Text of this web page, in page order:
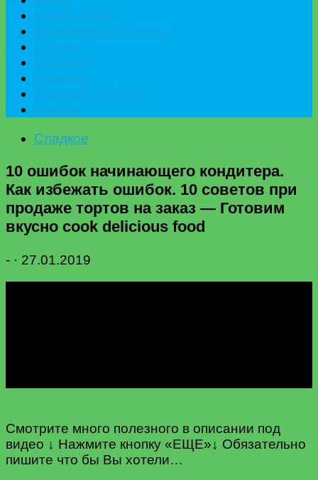
Сладкое
10 ошибок начинающего кондитера.
Как избежать ошибок. 10 советов при
продаже тортов на заказ — Готовим
вкусно cook delicious food
- · 27.01.2019
Смотрите много полезного в описании под
видео ↓ Нажмите кнопку «ЕЩЕ»↓ Обязательно
пишите что бы Вы хотели…